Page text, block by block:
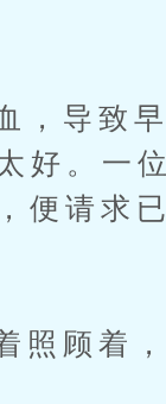
导致早
好。一位
便请求已
顾着，